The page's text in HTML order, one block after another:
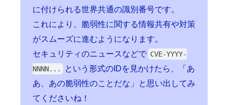
に付けられる世界共通の識別番号です。
これにより、脆弱性に関する情報共有や対策
がスムーズに進むようになります。
セキュリティのニュースなどで CVE-YYYY-
NNNN...
という形式のIDを見かけたら、「あ
あ、あの脆弱性のことだな」と思い出してみ
てくださいね！